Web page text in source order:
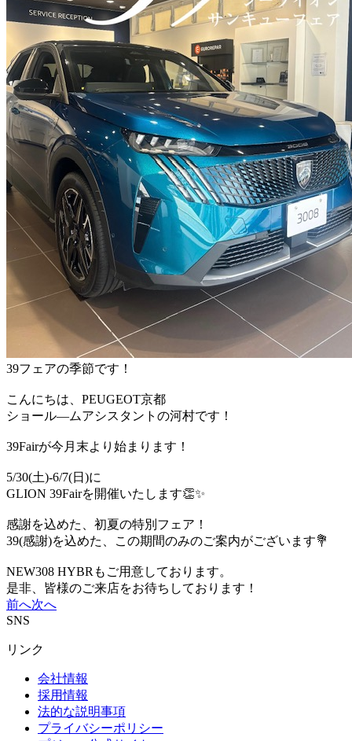
39フェアの季節です！
こんにちは、PEUGEOT京都
ショール―ムアシスタントの河村です！
39Fairが今月末より始まります！
5/30(土)-6/7(日)に
GLION 39Fairを開催いたします👏✨
感謝を込めた、初夏の特別フェア！
39(感謝)を込めた、この期間のみのご案内がございます💐
NEW308 HYBRもご用意しております。
是非、皆様のご来店をお待ちしております！
前へ次へ
SNS
リンク
会社情報
採用情報
法的な説明事項
プライバシーポリシー